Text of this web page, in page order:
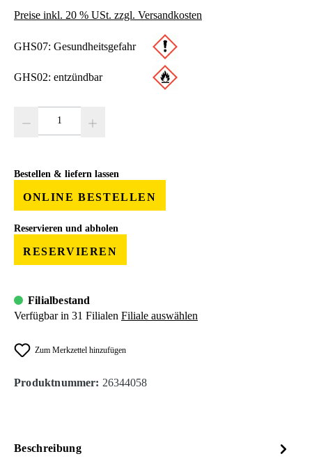
Preise inkl. 20 % USt. zzgl. Versandkosten
GHS07: Gesundheitsgefahr
GHS02: entzündbar
Bestellen & liefern lassen
ONLINE BESTELLEN
Reservieren und abholen
RESERVIEREN
Filialbestand
Verfügbar in 31 Filialen Filiale auswählen
Zum Merkzettel hinzufügen
Produktnummer: 26344058
Beschreibung